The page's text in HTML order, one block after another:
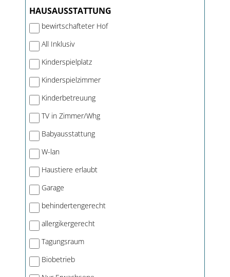
HAUSAUSSTATTUNG
bewirtschafteter Hof
All Inklusiv
Kinderspielplatz
Kinderspielzimmer
Kinderbetreuung
TV in Zimmer/Whg
Babyausstattung
W-lan
Haustiere erlaubt
Garage
behindertengerecht
allergikergerecht
Tagungsraum
Biobetrieb